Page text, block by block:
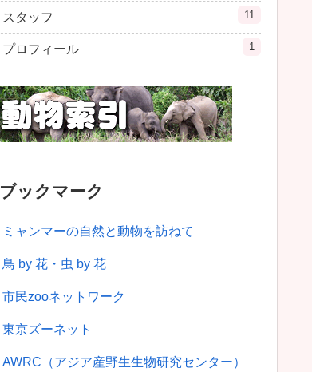
スタッフ 11
プロフィール 1
ブックマーク
ミャンマーの自然と動物を訪ねて
鳥 by 花・虫 by 花
市民zooネットワーク
東京ズーネット
AWRC（アジア産野生生物研究センター）